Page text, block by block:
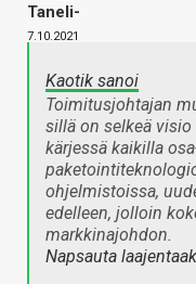
Taneli-
7.10.2021
Kaotik sanoi
Toimitusjohtajan
sillä on selkeä
kärjessä kaikilla
ohjelmistoissa,
edelleen, jolloin
markkinajohdon.
Napsauta